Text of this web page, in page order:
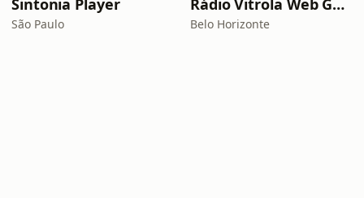
Sintonia Player
São Paulo
Rádio Vitrola Web Gospel
Belo Horizonte